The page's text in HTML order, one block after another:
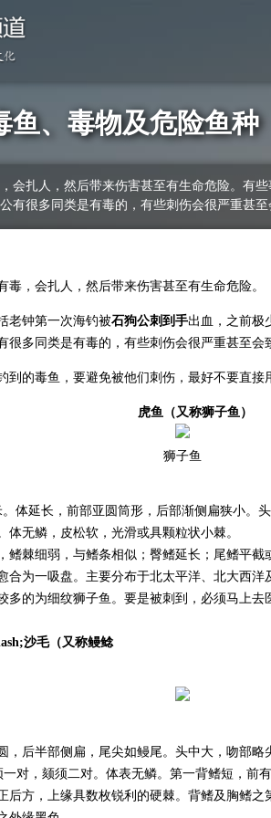
鱼、毒物及危险鱼种
会扎人，然后带来伤害甚至有生命危险。有
有很多同类是有毒的，有些刺伤会很严重甚至
毒，会扎人，然后带来伤害甚至有生命危险。
钟第一次海钓被石狗公刺到手出血，之前极
很多同类是有毒的，有些刺伤会很严重甚至会
的毒鱼，要避免被他们刺伤，最好不要直接
虎鱼（又称狮子鱼）
狮子鱼
延长，前部亚圆筒形，后部渐侧扁狭小。
体无鳞，皮松软，光滑或具颗粒状小棘。
鳍棘细弱，与鳍条相似；臀鳍延长；尾鳍平截
合为一吸盘。主要分布于北太平洋、北大西
多的为细纹狮子鱼。要是被刺到，必须马上去
沙毛（又称鳗鲶
，后半部侧扁，尾尖如鳗尾。头中大，吻部
一对，颏须二对。体表无鳞。第一背鳍短，前
后方，上缘具数枚锐利的硬棘。背鳍及胸鳍